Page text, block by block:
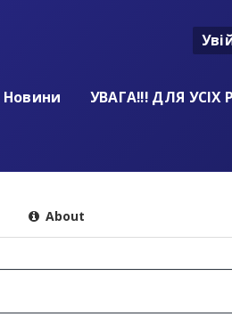
Новини
УВАГА!!! ДЛЯ УСІХ
About